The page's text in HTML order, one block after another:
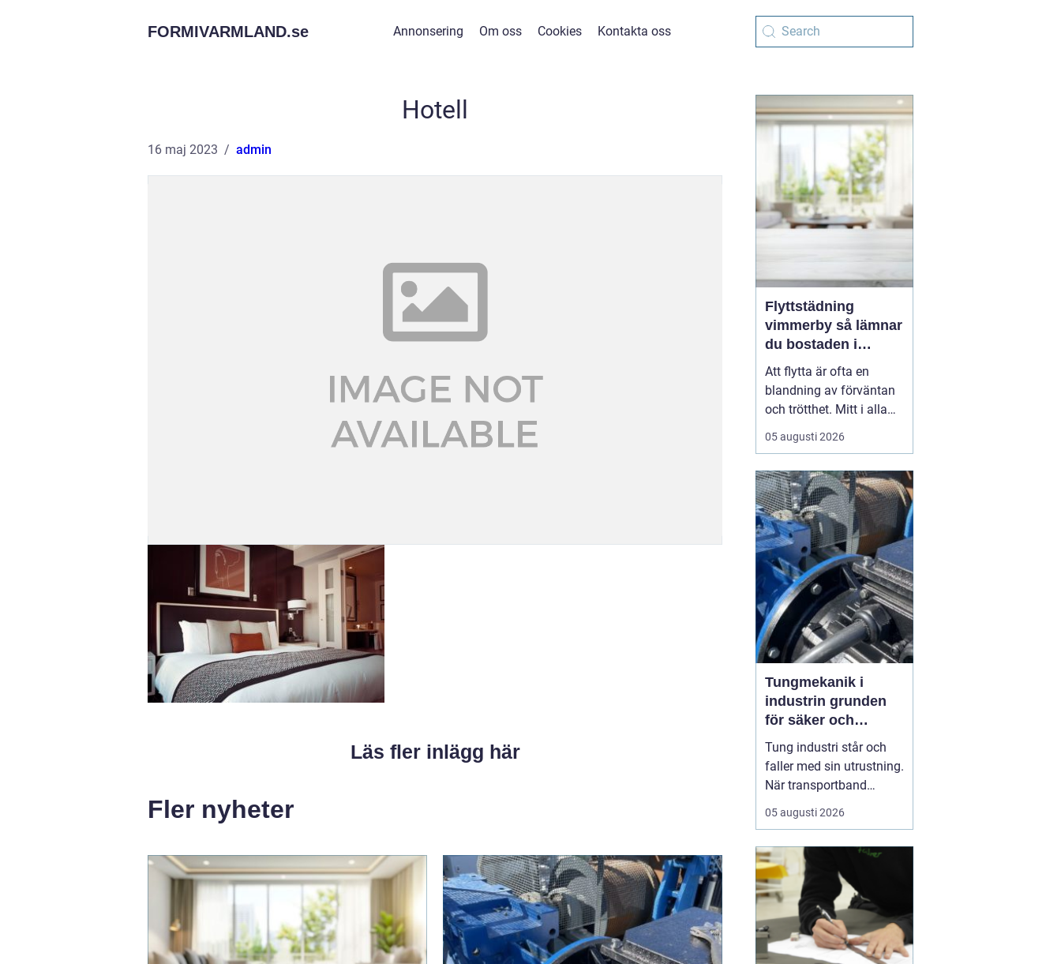
FORMIVARMLAND.se Annonsering Om oss Cookies Kontakta oss
Hotell
16 maj 2023 admin
Läs fler inlägg här
Fler nyheter
Flyttstädning
vimmerby så lämnar
du bostaden i
toppskick utan
stress
Att flytta är ofta en
blandning av förväntan
och trötthet. Mitt i alla
kartonger,
adressändringar och
dyker en fråga upp: hur
ska bostaden hinna bli
skinande ren? För
många i Vimmerby är
svaret att ta
flyttstädningen på lika
stort...
05 augusti 2026
Tungmekanik i
industrin grunden
för säker och
effektiv produktion
Tung industri står och
faller med sin utrustning.
När transportband
stannar, motorer bränner
lindningar eller
stannar ofta hela
fabriken. Där
någonstans börjar
tungmekanik den del av
industrimekaniken som
handlar om stora kraft...
05 augusti 2026